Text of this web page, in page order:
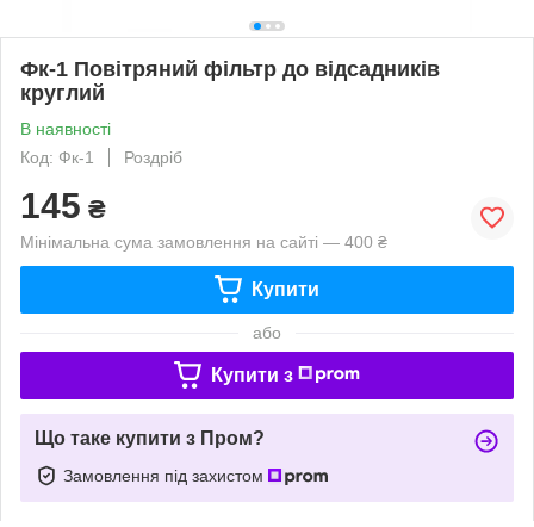
Фк-1 Повітряний фільтр до відсадників
круглий
В наявності
Код: Фк-1
Роздріб
145 ₴
Мінімальна сума замовлення на сайті — 400 ₴
Купити
або
Купити з
Що таке купити з Пром?
Замовлення під захистом